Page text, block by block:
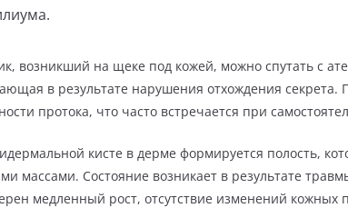
возникший на щеке под кожей, можно спутать с
в результате нарушения отхождения
протока, что часто встречается при
кисте в дерме формируется полость,
массами. Состояние возникает в результате
медленный рост, отсутствие изменений кожных